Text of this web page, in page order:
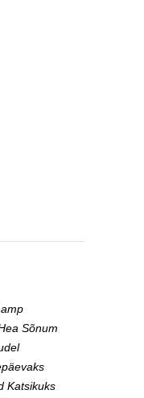
Sõnum
Katsikuks